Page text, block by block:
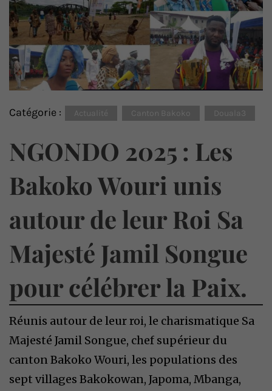
Catégorie : Actualité Canton Bakoko Douala3
NGONDO 2025 : Les
Bakoko Wouri unis
autour de leur Roi Sa
Majesté Jamil Songue
pour célébrer la Paix.
Réunis autour de leur roi, le charismatique Sa
Majesté Jamil Songue, chef supérieur du
canton Bakoko Wouri, les populations des
sept villages Bakokowan, Japoma, Mbanga,